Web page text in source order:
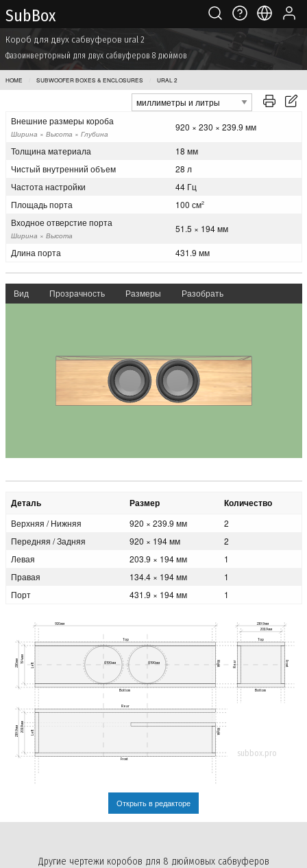
Sub Box
Короб для двух сабвуферов ural 2
Фазоинверторный для двух сабвуферов 8 дюймов
HOME SUBWOOFER BOXES & ENCLOSURES URAL 2
Внешние размеры короба
Ширина × Высота × Глубина
920 × 230 × 239.9 мм
Толщина материала
18 мм
Чистый внутренний объем
28 л
Частота настройки
44 Гц
Площадь порта
100 см2
Входное отверстие порта
Ширина × Высота
51.5 × 194 мм
Длина порта 431.9 мм
Вид Прозрачность Размеры Разобрать
Деталь Размер Количество
Верхняя / Нижняя 920 × 239.9 мм
2
Передняя / Задняя
920 × 194 мм
2
Левая
203.9 × 194 мм
1
Правая
134.4 × 194 мм
1
Порт
431.9 × 194 мм 1
Ø190мм
Ø190мм
920мм
239.9мм
203.9мм
239.9мм 203.9мм
230мм 194мм
Top Top
Bottom Bottom
Rear
Front
Left Right Rear Front
Left Right
subbox.pro
Открыть в редакторе
Другие чертежи коробов для 8 дюймовых сабвуферов